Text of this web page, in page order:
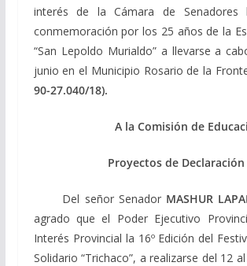
interés de la Cámara de
conmemoración por los 25 años de la
“San Lepoldo Murialdo” a llevarse a
junio en el Municipio Rosario de la
90-27.040/18).
A la Comisión de
Proyectos de Declaración
Del señor SenadorMASHUR
agrado que el Poder Ejecutivo
Interés Provincial la 16º Edición del
Solidario “Trichaco”, a realizarse del 12